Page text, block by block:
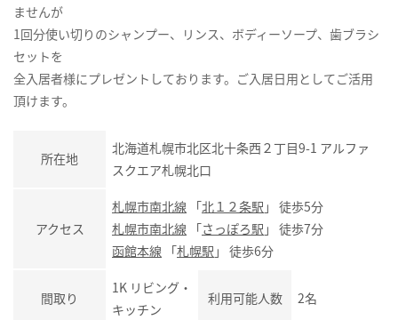
ませんが
1回分使い切りのシャンプー、リンス、ボディーソープ、歯ブラシ
セットを
全入居者様にプレゼントしております。ご入居日用としてご活用
頂けます。
所在地
北海道札幌市北区北十条西２丁目9-1 アルファ
スクエア札幌北口
アクセス
札幌市南北線 「北１２条駅 」 徒歩5分
札幌市南北線 「さっぽろ駅 」 徒歩7分
函館本線 「札幌駅 」 徒歩6分
間取り
1K リビング・
キッチン
利用可能人数 2名